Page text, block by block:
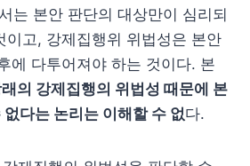
는 본안 판단의 대상만이 심리되
이고, 강제집행위 위법성은 본안
에 다투어져야 하는 것이다. 본
의 강제집행의 위법성 때문에 본
다는 논리는 이해할 수 없다.